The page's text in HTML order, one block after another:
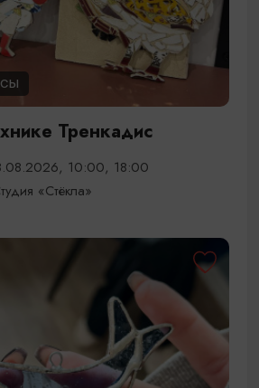
Тренкадис
10:00, 18:00
«Стёкла»